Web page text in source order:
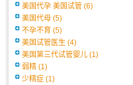
美国代孕 美国试管 (6)
美国代母 (5)
不孕不育 (5)
美国试管医生 (4)
美国第三代试管婴儿 (1)
弱精 (1)
少精症 (1)